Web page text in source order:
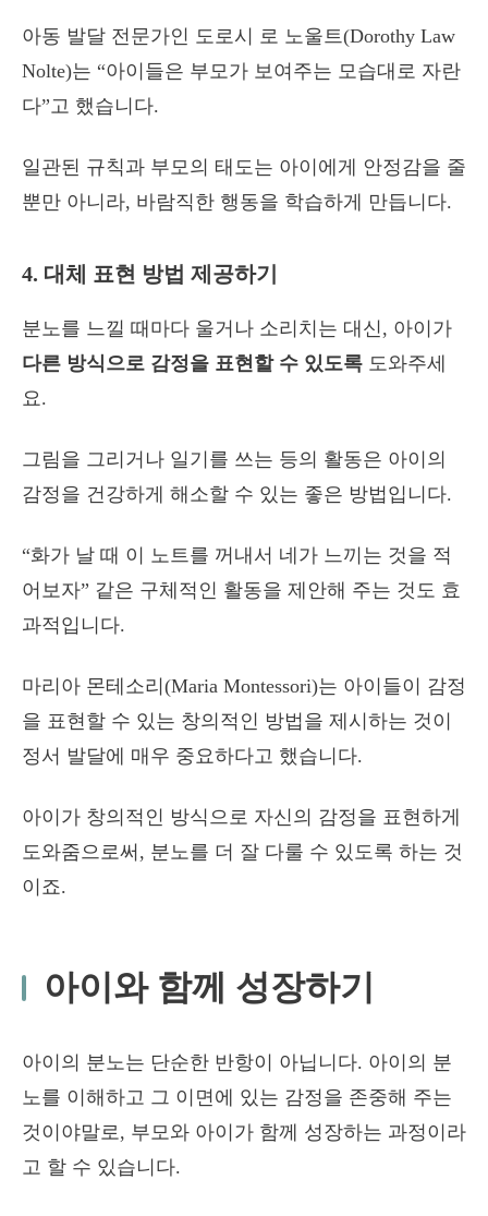
아동 발달 전문가인 도로시 로 노울트(Dorothy Law
Nolte)는 “아이들은 부모가 보여주는 모습대로 자란
다”고 했습니다.
일관된 규칙과 부모의 태도는 아이에게 안정감을 줄
뿐만 아니라, 바람직한 행동을 학습하게 만듭니다.
4. 대체 표현 방법 제공하기
분노를 느낄 때마다 울거나 소리치는 대신, 아이가
다른 방식으로 감정을 표현할 수 있도록 도와주세
요.
그림을 그리거나 일기를 쓰는 등의 활동은 아이의
감정을 건강하게 해소할 수 있는 좋은 방법입니다.
“화가 날 때 이 노트를 꺼내서 네가 느끼는 것을 적
어보자” 같은 구체적인 활동을 제안해 주는 것도 효
과적입니다.
마리아 몬테소리(Maria Montessori)는 아이들이 감정
을 표현할 수 있는 창의적인 방법을 제시하는 것이
정서 발달에 매우 중요하다고 했습니다.
아이가 창의적인 방식으로 자신의 감정을 표현하게
도와줌으로써, 분노를 더 잘 다룰 수 있도록 하는 것
이죠.
아이와 함께 성장하기
아이의 분노는 단순한 반항이 아닙니다. 아이의 분
노를 이해하고 그 이면에 있는 감정을 존중해 주는
것이야말로, 부모와 아이가 함께 성장하는 과정이라
고 할 수 있습니다.